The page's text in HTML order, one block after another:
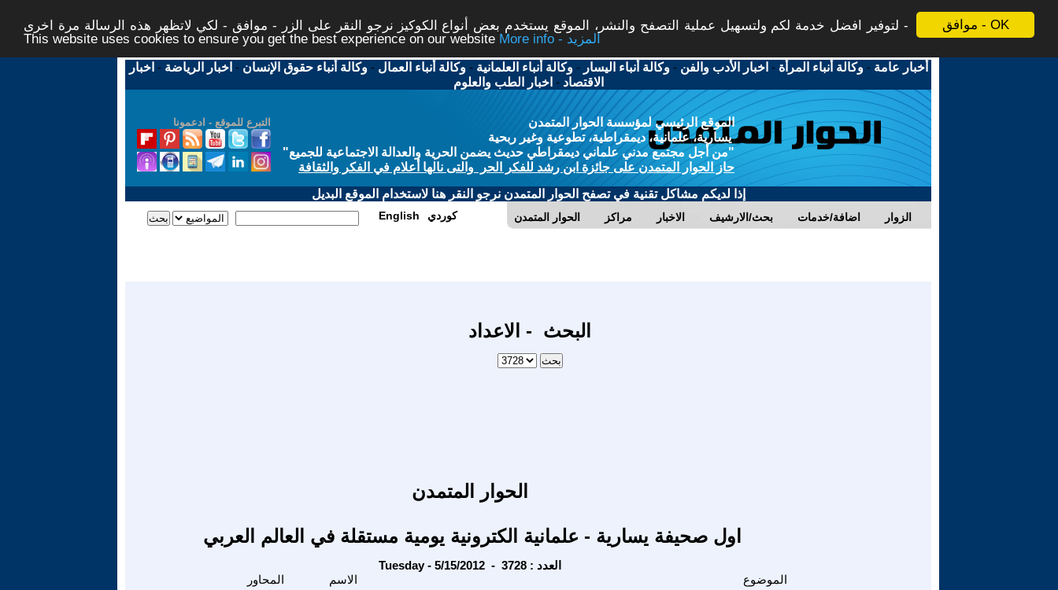
موافق - OK
لتوفير افضل خدمة لكم ولتسهيل عملية التصفح والنشر، الموقع يستخدم بعض أنواع الكوكيز نرجو النقر على الزر - موافق - لكي لاتظهر هذه الرسالة مرة اخرى -
This website uses cookies to ensure you get the best experience on our website
More info - المزيد
أخبار عامة -وكالة أنباء المرأة - اخبار الأدب والفن -وكالة أنباء اليسار -وكالة أنباء العلمانية -وكالة أنباء العمال -وكالة أنباء حقوق الإنسان - اخبار الرياضة - اخبار
الاقتصاد - اخبار الطب والعلوم
التبرع للموقع - ادعمونا
الموقع الرئيسي لمؤسسة الحوار المتمدن
يسارية، علمانية، ديمقراطية، تطوعية وغير ربحية
"من أجل مجتمع مدني علماني ديمقراطي حديث يضمن الحرية والعدالة الاجتماعية للجميع"
حاز الحوار المتمدن على جائزة ابن رشد للفكر الحر والتى نالها أعلام في الفكر والثقافة
إذا لديكم مشاكل تقنية في تصفح الحوار المتمدن نرجو النقر هنا لاستخدام الموقع البديل
الحوار المتمدن مراكز الاخبار بحث/الارشيف اضافة/خدمات الزوار English كوردي
البحث - الاعداد
الحوار المتمدن
اول صحيفة يسارية - علمانية الكترونية يومية مستقلة في العالم العربي
Tuesday - 5/15/2012 - العدد : 3728
الاسم الموضوع